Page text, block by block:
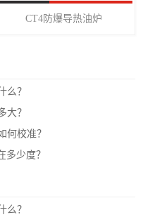
CT4防爆导热油炉
么？
大？
何校准？
多少度？
么？